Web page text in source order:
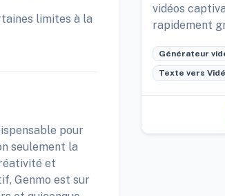
limites à la
pour
seulement la
et
Genmo est sur
vidéos
rapidement
offertes par
Générateur
Texte vers